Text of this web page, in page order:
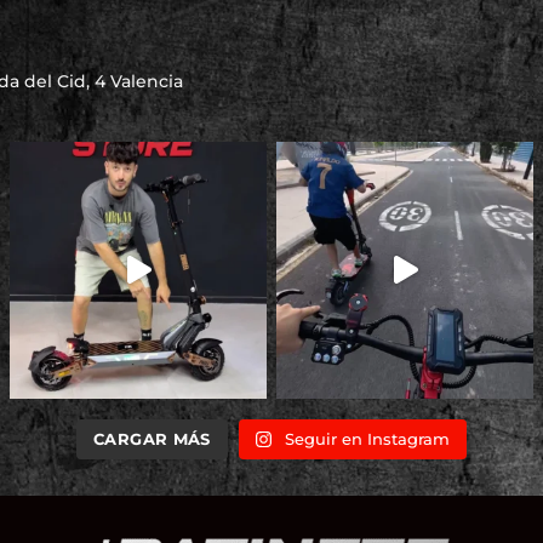
del Cid, 4 Valencia
CARGAR MÁS Seguir en Instagram